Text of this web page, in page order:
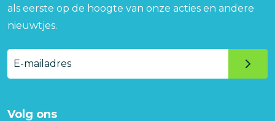
als eerste op de hoogte van onze acties en andere
nieuwtjes.
E-
mailadres
Volg ons